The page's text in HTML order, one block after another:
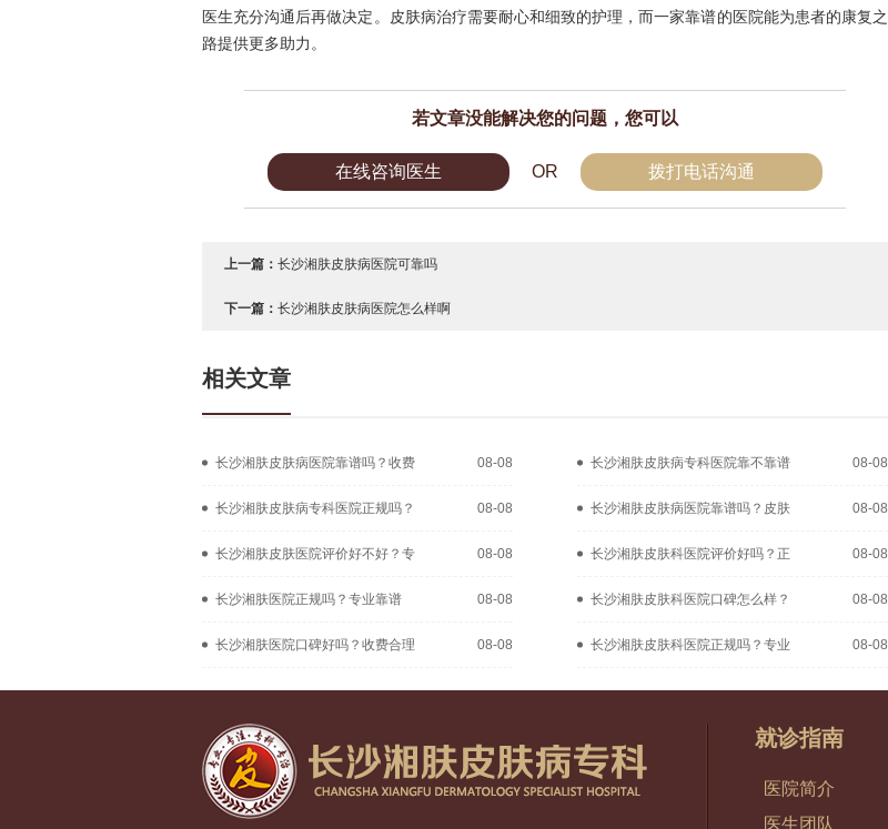
医生充分沟通后再做决定。皮肤病治疗需要耐心和细致的护理，而一家靠谱的医院能为患者的康复之
路提供更多助力。
若文章没能解决您的问题，您可以
在线咨询医生 OR 拨打电话沟通
上一篇： 长沙湘肤皮肤病医院可靠吗
下一篇： 长沙湘肤皮肤病医院怎么样啊
相关文章
长沙湘肤皮肤病医院靠谱吗？收费 08-08 长沙湘肤皮肤病专科医院靠不靠谱 08-08
长沙湘肤皮肤病专科医院正规吗？ 08-08 长沙湘肤皮肤病医院靠谱吗？皮肤 08-08
长沙湘肤皮肤医院评价好不好？专 08-08 长沙湘肤皮肤科医院评价好吗？正 08-08
长沙湘肤医院正规吗？专业靠谱 08-08 长沙湘肤皮肤科医院口碑怎么样？ 08-08
长沙湘肤医院口碑好吗？收费合理 08-08 长沙湘肤皮肤科医院正规吗？专业 08-08
就诊指南
医院简介
医生团队